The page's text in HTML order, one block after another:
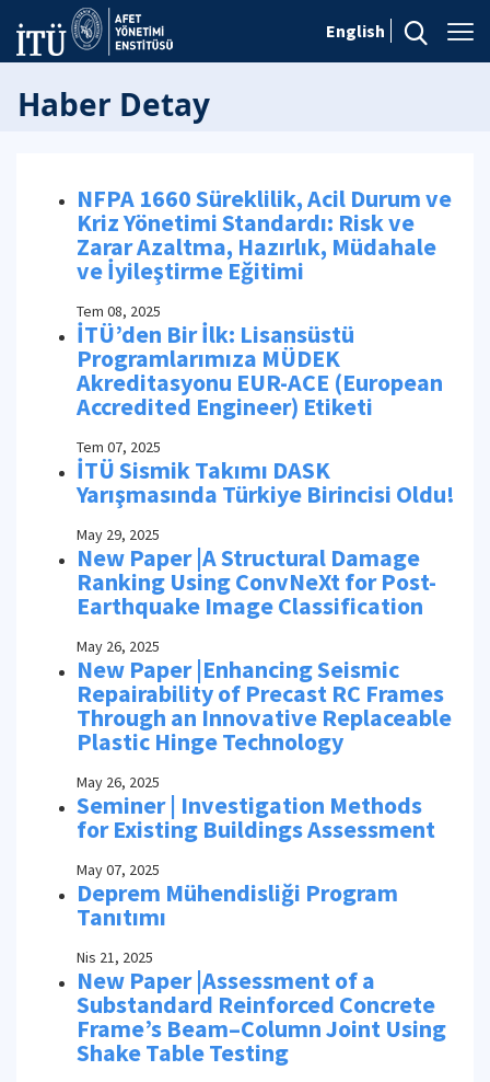
English
Haber Detay
NFPA 1660 Süreklilik, Acil Durum ve
Kriz Yönetimi Standardı: Risk ve
Zarar Azaltma, Hazırlık, Müdahale
ve İyileştirme Eğitimi
Tem 08, 2025
İTÜ’den Bir İlk: Lisansüstü
Programlarımıza MÜDEK
Akreditasyonu EUR-ACE (European
Accredited Engineer) Etiketi
Tem 07, 2025
İTÜ Sismik Takımı DASK
Yarışmasında Türkiye Birincisi Oldu!
May 29, 2025
New Paper |A Structural Damage
Ranking Using ConvNeXt for Post-
Earthquake Image Classification
May 26, 2025
New Paper |Enhancing Seismic
Repairability of Precast RC Frames
Through an Innovative Replaceable
Plastic Hinge Technology
May 26, 2025
Seminer | Investigation Methods
for Existing Buildings Assessment
May 07, 2025
Deprem Mühendisliği Program
Tanıtımı
Nis 21, 2025
New Paper |Assessment of a
Substandard Reinforced Concrete
Frame’s Beam–Column Joint Using
Shake Table Testing